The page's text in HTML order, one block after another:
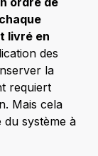
livré en
des
la
requiert
Mais cela
du système à